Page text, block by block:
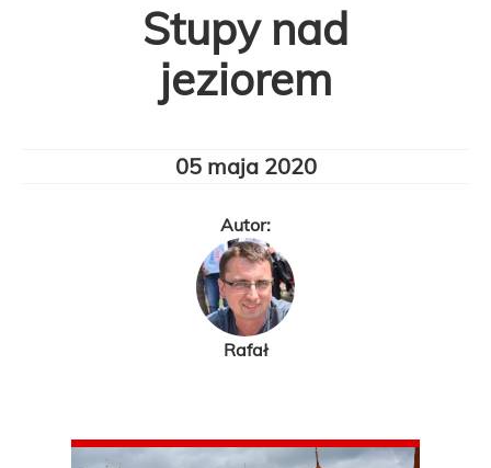
Stupy nad
jeziorem
05 maja 2020
Autor:
Rafał